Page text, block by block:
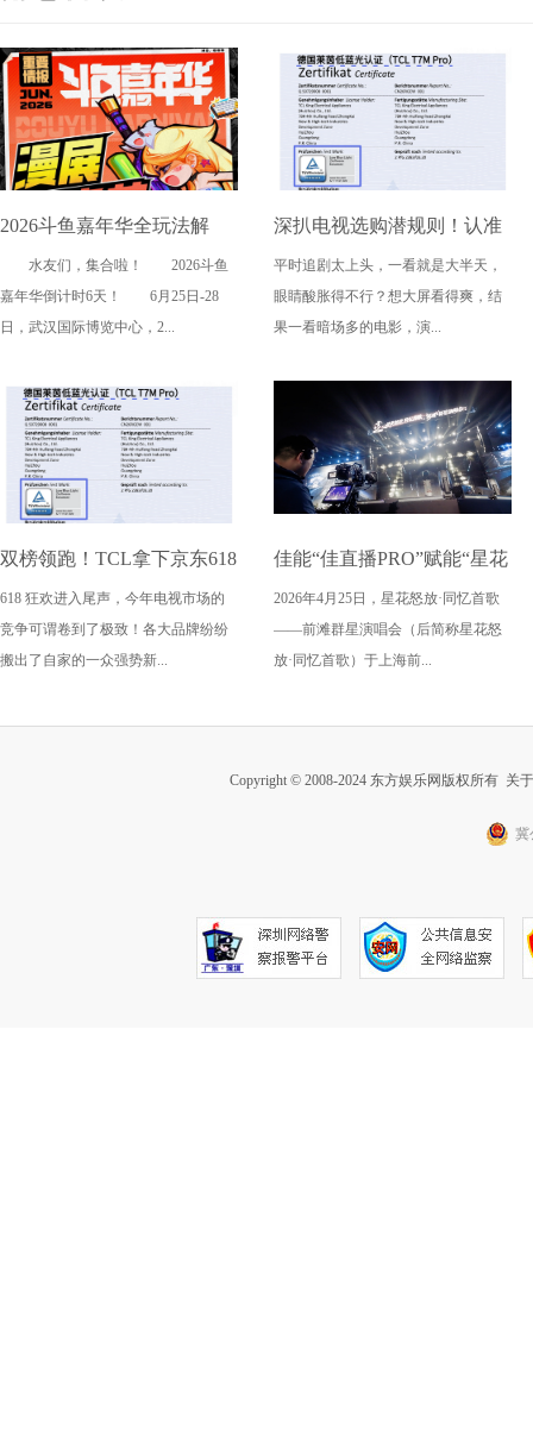
2026斗鱼嘉年华全玩法解
锁，4天狂欢指南请收好
水友们，集合啦！ 2026斗鱼
嘉年华倒计时6天！ 6月25日-28
日，武汉国际博览中心，2...
深扒电视选购潜规则！认准
这三大要点，再也不被坑
平时追剧太上头，一看就是大半天，
眼睛酸胀得不行？想大屏看得爽，结
果一看暗场多的电影，演...
双榜领跑！TCL拿下京东618
电视成交榜TOP1，T7M Pro
登顶抖音单品榜
618 狂欢进入尾声，今年电视市场的
竞争可谓卷到了极致！各大品牌纷纷
搬出了自家的一众强势新...
佳能“佳直播PRO”赋能“星花
怒放·同忆首歌” 用电影质感
传递视听艺术表达
2026年4月25日，星花怒放·同忆首歌
——前滩群星演唱会（后简称星花怒
放·同忆首歌）于上海前...
Copyright © 2008-2024 东方娱乐网版权所有 关
冀